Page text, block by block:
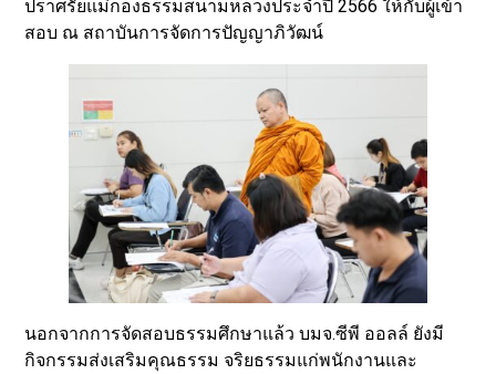
ปราศรัยแม่กองธรรมสนามหลวงประจำปี 2566 ให้กับผู้เข้า
สอบ ณ สถาบันการจัดการปัญญาภิวัฒน์
นอกจากการจัดสอบธรรมศึกษาแล้ว บมจ.ซีพี ออลล์ ยังมี
กิจกรรมส่งเสริมคุณธรรม จริยธรรมแก่พนักงานและ